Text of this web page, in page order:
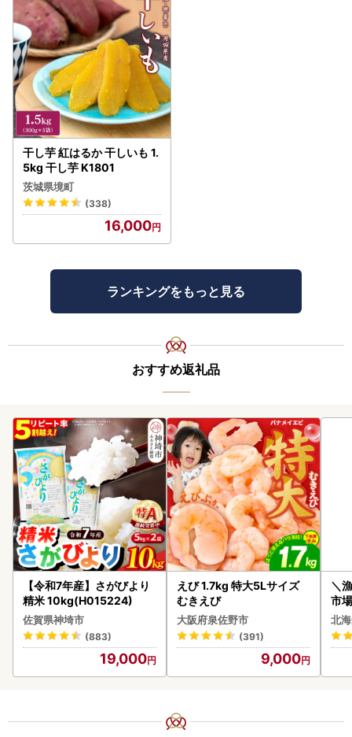
干し芋 紅はるか 干しいも 1.
5kg 干し芋 K1801
茨城県境町
(338)
16,000
ランキングをもっと見る
おすすめ返礼品
【令和7年産】さがびより
精米 10kg(H015224)
佐賀県神埼市
(883)
19,000
えび 1.7kg 特大5Lサイズ
むきえび
大阪府泉佐野市
(391)
9,000
＼
市
貝
北